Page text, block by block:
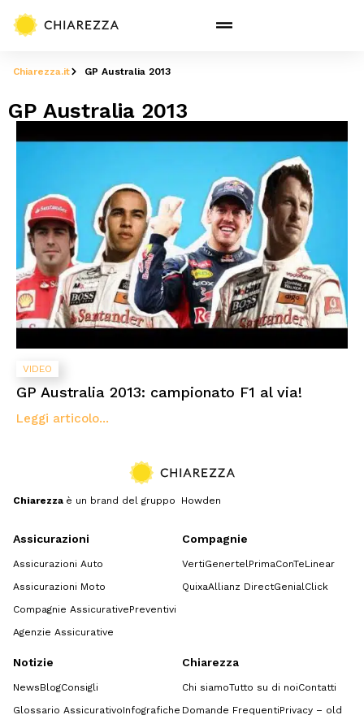
Chiarezza.it GP Australia 2013
GP Australia 2013
VIDEO
GP Australia 2013: campionato F1 al via!
Leggi articolo...
Chiarezza è un brand del gruppo Howden
Assicurazioni
Assicurazioni Auto
Assicurazioni Moto
Compagnie AssicurativePreventivi
Agenzie Assicurative
Compagnie
VertiGenertel PrimaConTeLinear
QuixaAllianz DirectGenialClick
Notizie
NewsBlogConsigli
Glossario AssicurativoInfografiche
Chiarezza
Chi siamoTutto su di noiContatti
Domande FrequentiPrivacy – old